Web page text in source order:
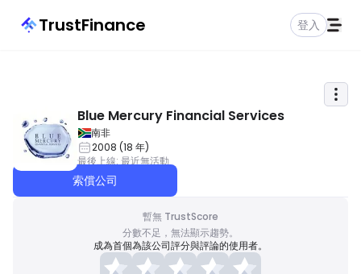
TrustFinance 登入
Blue Mercury Financial Services
南非
2008 (18 年)
最後上線: 最近無活動
索償公司
暫無 TrustScore
分數不足，無法顯示趨勢。
成為首個為該公司評分與評論的使用者。